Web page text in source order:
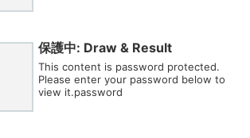
保護中: Draw & Result
This content is password protected.
Please enter your password below to
view it.password